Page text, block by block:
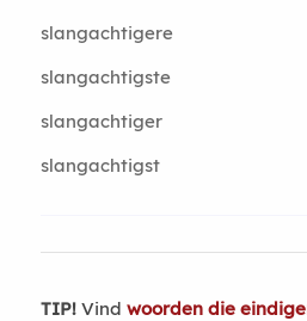
slangachtigere
slangachtigste
slangachtiger
slangachtigst
TIP!Vind woorden die